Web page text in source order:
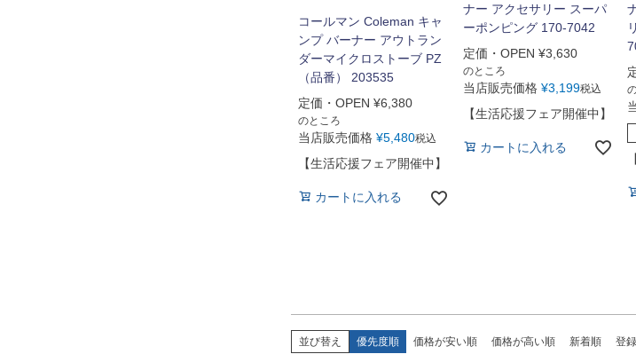
コールマン Coleman キャ
ンプ バーナー アウトラン
ダーマイクロストーブ PZ
（品番） 203535
定価・OPEN ¥6,380
のところ
当店販売価格 ¥5,480税込
【生活応援フェア開催中】
カートに入れる
ナー アクセサリー スーパ
ーポンピング 170-7042
定価・OPEN ¥3,630
のところ
当店販売価格 ¥3,199税込
【生活応援フェア開催中】
カートに入れる
並び替え 優先度順 価格が安い順 価格が高い順 新着順 登